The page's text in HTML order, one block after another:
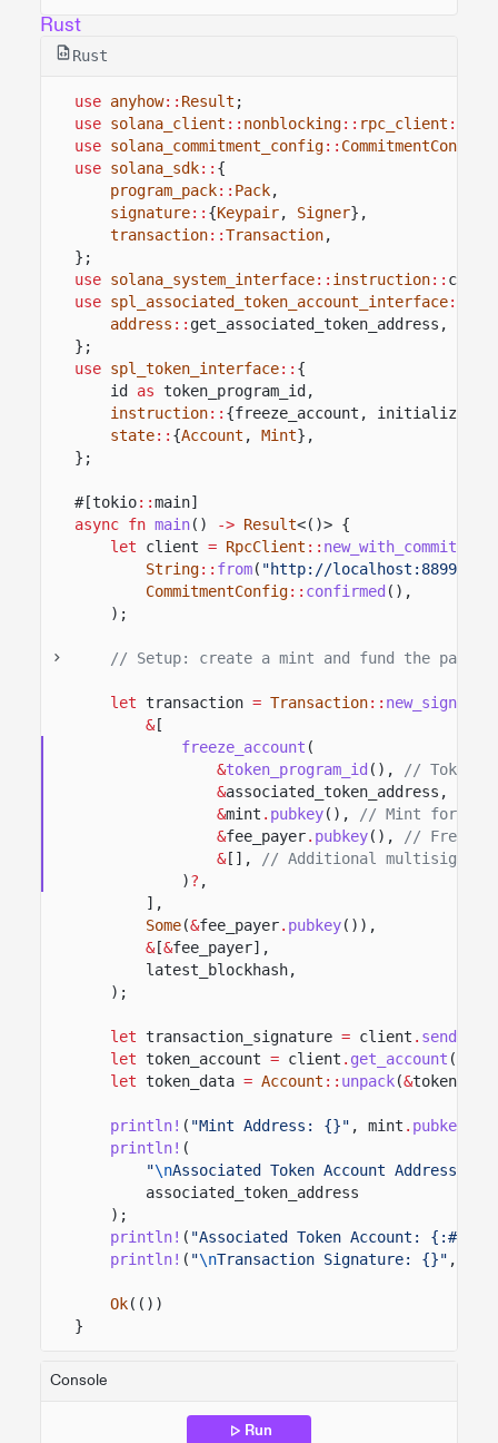
Rust
Rust
use anyhow:: Result ;
use solana_client :: nonblocking:: rpc_client ::
use solana_commitment_config:: CommitmentConfig
use solana_sdk:: {
program_pack:: Pack,
signature:: {Keypair, Signer},
transaction::Transaction,
};
use solana_system_interface:: instruction::
use spl_associated_token_account_interface::
address :: get_associated_token_address,
};
use spl_token_interface:: {
id
as token_program_id,
instruction:: {freeze_account,
state:: {Account , Mint},
};
#[tokio::main]
async fn main() -> Result<()> {
let
client = RpcClient :: new_with_commitment
String:: from( "http://localhost:8899"
CommitmentConfig:: confirmed (),
);
// Setup: create a mint and fund the
let transaction = Transaction::
&[
freeze_account (
&token_program_id (),
// Token
&associated_token_address,
&mint . pubkey(),
// Mint for the
&fee_payer. pubkey(),
// Freeze
&[],
// Additional multisig
)? ,
],
Some(&fee_payer. pubkey()),
&[&fee_payer],
latest_blockhash,
);
let transaction_signature = client .
let token_account = client . get_account (
let token_data = Account :: unpack(&
println! ( "Mint Address: {}" , mint . pubkey
println! (
"\nAssociated Token Account Address:
associated_token_address
);
println! ( "Associated Token Account: {:#?}"
println! ( "\nTransaction Signature: {}" ,
Ok(())
}
Console
Run